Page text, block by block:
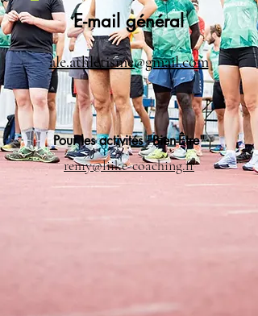
E-mail général
ale.athletisme@gmail.com
Pour les activités "Bien-Être"
remy@liike-coaching.fr